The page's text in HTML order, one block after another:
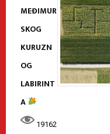
MEĐIMUR
SKOG
KURUZN
OG
LABIRINT
A
19162